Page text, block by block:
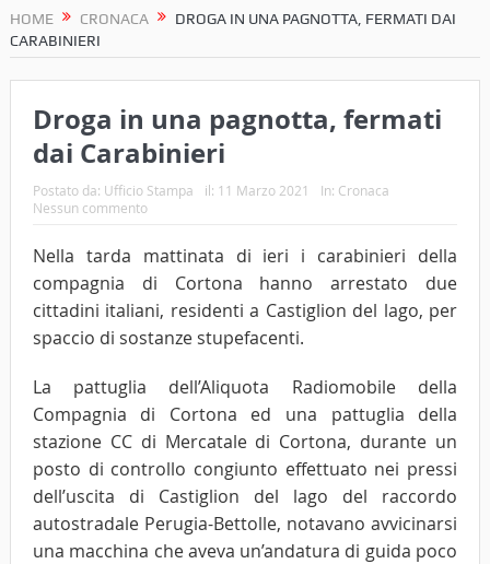
HOME CRONACA
DROGA IN UNA PAGNOTTA, FERMATI DAI
CARABINIERI
Droga in una pagnotta, fermati
dai Carabinieri
Postato da: Ufficio Stampa il: 11 Marzo 2021 In: Cronaca
Nessun commento
Nella tarda mattinata di ieri i carabinieri della
compagnia di Cortona hanno arrestato due
cittadini italiani, residenti a Castiglion del lago, per
spaccio di sostanze stupefacenti.
La pattuglia dell’Aliquota Radiomobile della
Compagnia di Cortona ed una pattuglia della
stazione CC di Mercatale di Cortona, durante un
posto di controllo congiunto effettuato nei pressi
dell’uscita di Castiglion del lago del raccordo
autostradale Perugia-Bettolle, notavano avvicinarsi
una macchina che aveva un’andatura di guida poco